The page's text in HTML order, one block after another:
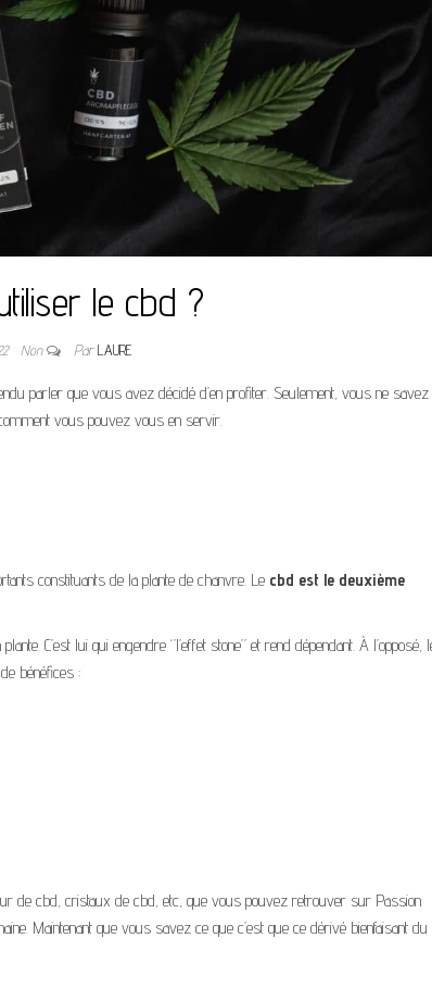
le cbd ?
Non ParLAURE
parler que vous avez décidé d’en profiter. Seulement, vous ne
vous pouvez vous en servir.
constituants de la plante de chanvre. Le cbd est le deuxième
C’est lui qui engendre ‘’l’effet stone’’ et rend dépendant. À l’opposé,
bénéfices :
de cbd, cristaux de cbd, etc, que vous pouvez retrouver sur Passion
Maintenant que vous savez ce que c’est que ce dérivé bienfaisant du